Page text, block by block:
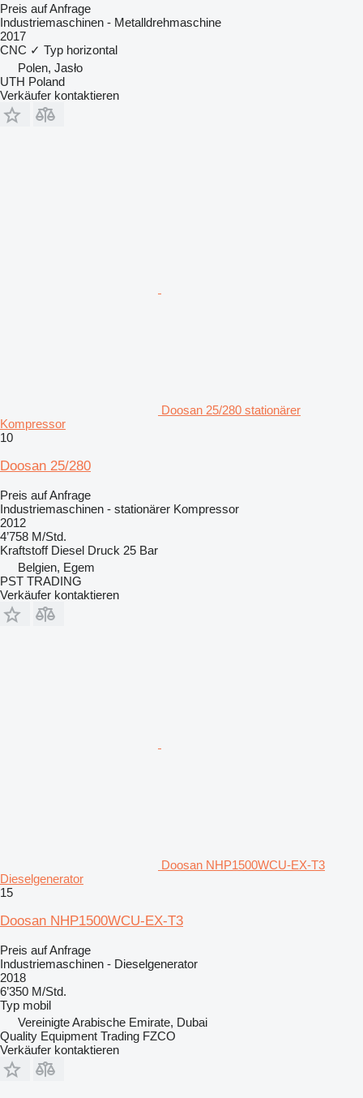
Preis auf Anfrage
Industriemaschinen - Metalldrehmaschine
2017
CNC ✓ Typ horizontal
Polen, Jasło
UTH Poland
Verkäufer kontaktieren
Doosan 25/280 stationärer
Kompressor
10
Doosan 25/280
Preis auf Anfrage
Industriemaschinen - stationärer Kompressor
2012
4’758 M/Std.
Kraftstoff Diesel Druck 25 Bar
Belgien, Egem
PST TRADING
Verkäufer kontaktieren
Doosan NHP1500WCU-EX-T3
Dieselgenerator
15
Doosan NHP1500WCU-EX-T3
Preis auf Anfrage
Industriemaschinen - Dieselgenerator
2018
6’350 M/Std.
Typ mobil
Vereinigte Arabische Emirate, Dubai
Quality Equipment Trading FZCO
Verkäufer kontaktieren